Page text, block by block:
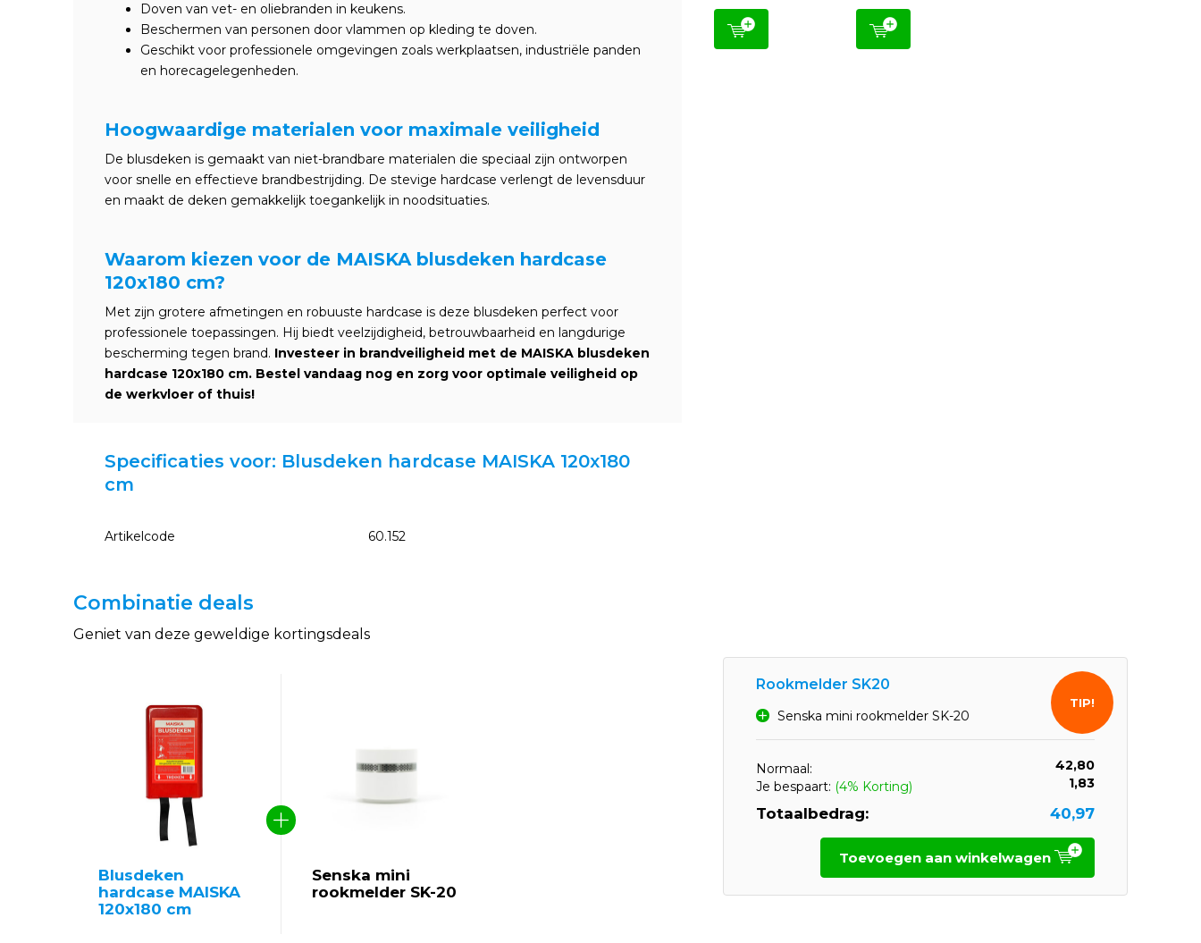
Doven van vet- en oliebranden in keukens.
Beschermen van personen door vlammen op kleding te doven.
Geschikt voor professionele omgevingen zoals werkplaatsen, industriële panden
en horecagelegenheden.
Hoogwaardige materialen voor maximale veiligheid
De blusdeken is gemaakt van niet-brandbare materialen die speciaal zijn ontworpen
voor snelle en effectieve brandbestrijding. De stevige hardcase verlengt de levensduur
en maakt de deken gemakkelijk toegankelijk in noodsituaties.
Waarom kiezen voor de MAISKA blusdeken hardcase
120x180 cm?
Met zijn grotere afmetingen en robuuste hardcase is deze blusdeken perfect voor
professionele toepassingen. Hij biedt veelzijdigheid, betrouwbaarheid en langdurige
bescherming tegen brand. Investeer in brandveiligheid met de MAISKA blusdeken
hardcase 120x180 cm. Bestel vandaag nog en zorg voor optimale veiligheid op
de werkvloer of thuis!
Specificaties voor: Blusdeken hardcase MAISKA 120x180
cm
Artikelcode 60.152
Combinatie deals
Geniet van deze geweldige kortingsdeals
Blusdeken
hardcase MAISKA
120x180 cm
Senska mini
rookmelder SK-20
Rookmelder SK20
Senska mini rookmelder SK-20
Normaal:
42,80
Je bespaart: (4% Korting) 1,83
Totaalbedrag: 40,97
TIP!
Toevoegen aan winkelwagen